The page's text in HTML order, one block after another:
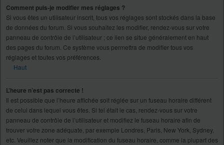
Comment puis-je modifier mes réglages ?
Si vous êtes un utilisateur inscrit, tous vos réglages sont stockés dans la base
de données du forum. Si vous souhaitez les modifier, rendez-vous sur votre
panneau de contrôle de l’utilisateur ; ce lien se situe généralement en haut
des pages du forum. Ce système vous permettra de modifier tous vos
réglages et toutes vos préférences.
Haut
L’heure n’est pas correcte !
Il est possible que l’heure affichée soit réglée sur un fuseau horaire différent
de celui dans lequel vous êtes. Si tel était le cas, rendez-vous sur votre
panneau de contrôle de l’utilisateur et modifiez le fuseau horaire afin de
trouver votre zone adéquate, par exemple Londres, Paris, New York, Sydney,
etc. Veuillez noter que la modification du fuseau horaire, comme la plupart des